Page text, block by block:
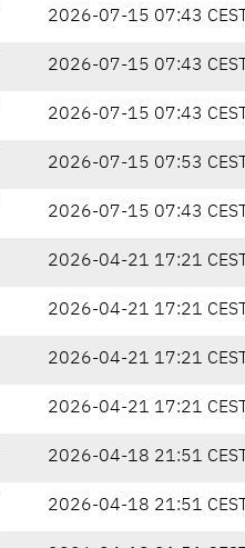
2026-07-15 07:43 CEST
2026-07-15 07:43 CEST
2026-07-15 07:43 CEST
2026-07-15 07:53 CEST
2026-07-15 07:43 CEST
2026-04-21 17:21 CEST
2026-04-21 17:21 CEST
2026-04-21 17:21 CEST
2026-04-21 17:21 CEST
2026-04-18 21:51 CEST
2026-04-18 21:51 CEST